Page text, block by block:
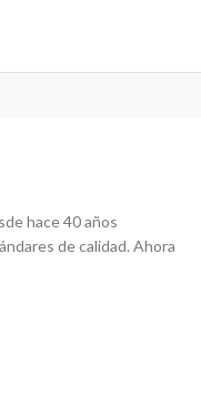
hace 40 años
de calidad. Ahora